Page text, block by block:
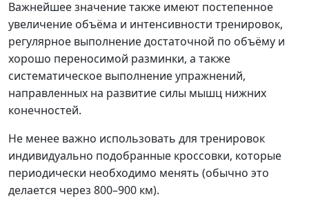
Важнейшее значение также имеют постепенное
увеличение объёма и интенсивности тренировок,
регулярное выполнение достаточной по объёму и
хорошо переносимой разминки, а также
систематическое выполнение упражнений,
направленных на развитие силы мышц нижних
конечностей.
Не менее важно использовать для тренировок
индивидуально подобранные кроссовки, которые
периодически необходимо менять (обычно это
делается через 800–900 км).